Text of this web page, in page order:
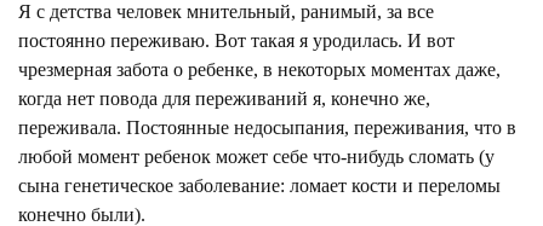
Я с детства человек мнительный, ранимый, за все
постоянно переживаю. Вот такая я уродилась. И вот
чрезмерная забота о ребенке, в некоторых моментах даже,
когда нет повода для переживаний я, конечно же,
переживала. Постоянные недосыпания, переживания, что в
любой момент ребенок может себе что-нибудь сломать (у
сына генетическое заболевание: ломает кости и переломы
конечно были).